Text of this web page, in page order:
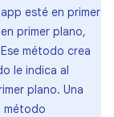
esté en primer
primer plano,
método crea
le indica al
plano. Una
método